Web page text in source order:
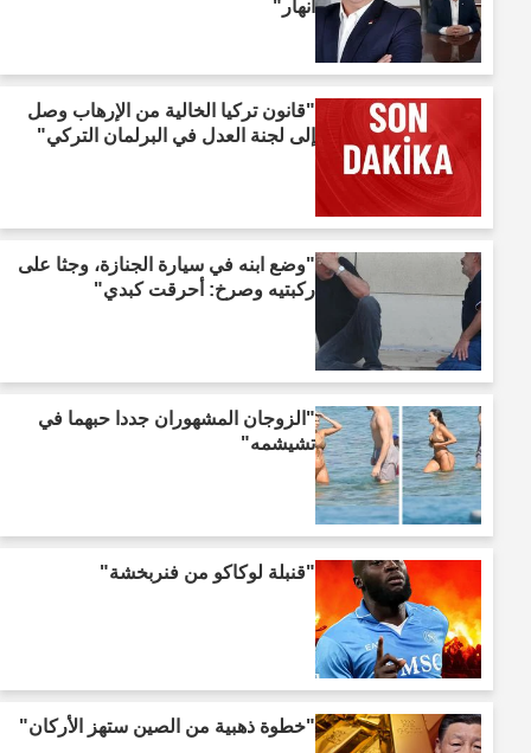
انهار"
"قانون تركيا الخالية من الإرهاب وصل
إلى لجنة العدل في البرلمان التركي"
"وضع ابنه في سيارة الجنازة، وجثا على
ركبتيه وصرخ: أحرقت كبدي"
"الزوجان المشهوران جددا حبهما في
تشيشمه"
"قنبلة لوكاكو من فنربخشة"
"خطوة ذهبية من الصين ستهز الأركان"